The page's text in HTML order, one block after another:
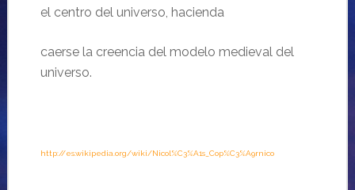
el centro del universo, hacienda
caerse la creencia del modelo medieval del
universo.
http://es.wikipedia.org/wiki/Nicol%C3%A1s_Cop%C3%A9rnico